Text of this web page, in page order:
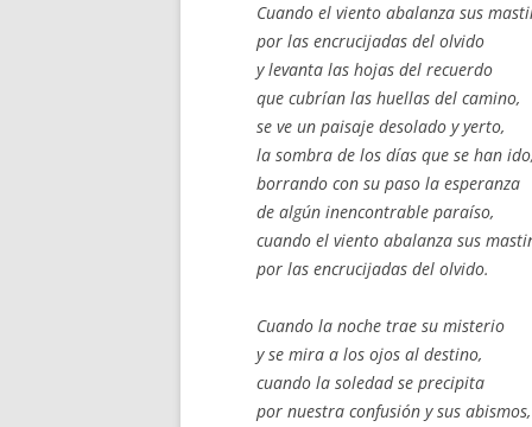
Cuando el viento abalanza sus
por las encrucijadas del olvido
y levanta las hojas del recuerdo
que cubrían las huellas del camino,
se ve un paisaje desolado y yerto,
la sombra de los días que se han ido,
borrando con su paso la esperanza
de algún inencontrable paraíso,
cuando el viento abalanza sus
por las encrucijadas del olvido.
Cuando la noche trae su misterio
y se mira a los ojos al destino,
cuando la soledad se precipita
por nuestra confusión y sus abismos,